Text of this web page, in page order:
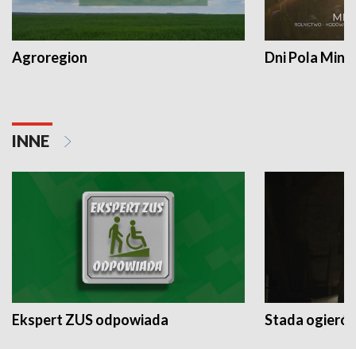
Agroregion Dni Pola
INNE
Ekspert ZUS odpowiada Stada